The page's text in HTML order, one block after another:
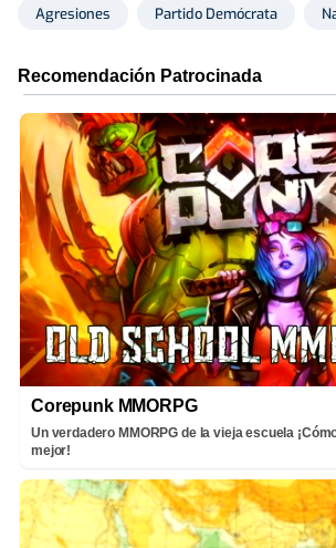
Agresiones Partido Demócrata
Corepunk MMORPG
Un verdadero MMORPG de la vieja escuela
mejor!